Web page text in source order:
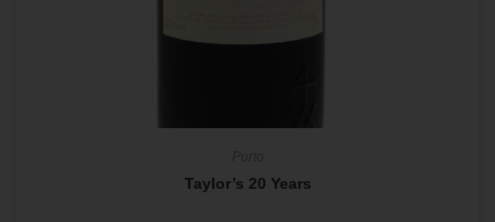
Taylor’s 20 Years